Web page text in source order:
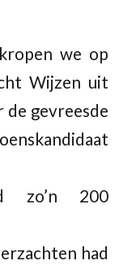
we op
Wijzen uit
de gevreesde
zo’n 200
had